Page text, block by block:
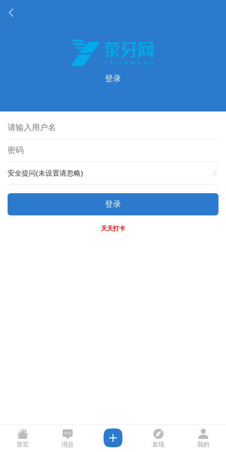
登录
安全提问(未设置请忽略)
登录
天天打卡
首页 消息 发现 我的